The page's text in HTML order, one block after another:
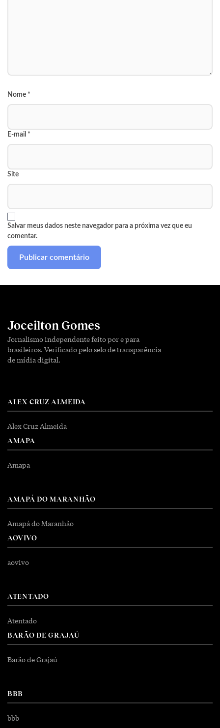
Nome *
E-mail *
Site
Salvar meus dados neste navegador para a próxima vez que eu
comentar.
Joceilton Gomes
Jornalismo independente feito por e para
brasileiros. Verificado pelo selo de transparência
de mídia digital.
ALEX CRUZ ALMEIDA
Alex Cruz Almeida
AMAPA
Amapa
AMAPÁ DO MARANHÃO
Amapá do Maranhão
AOVIVO
aovivo
ATENTADO
Atentado
BARÃO DE GRAJAÚ
Barão de Grajaú
BBB
bbb